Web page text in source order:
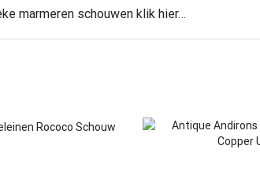
marmeren schouwen klik hier…